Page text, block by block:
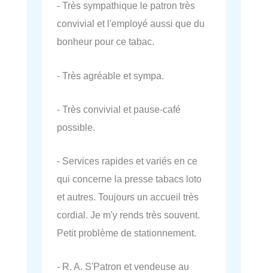
- Très sympathique le patron très
convivial et l'employé aussi que du
bonheur pour ce tabac.
- Très agréable et sympa.
- Très convivial et pause-café
possible.
- Services rapides et variés en ce
qui concerne la presse tabacs loto
et autres. Toujours un accueil très
cordial. Je m'y rends très souvent.
Petit problème de stationnement.
- R. A. S'Patron et vendeuse au